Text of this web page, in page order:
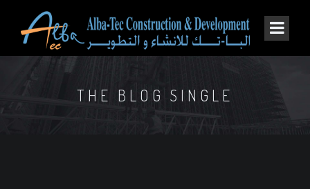
THE BLOG SINGLE